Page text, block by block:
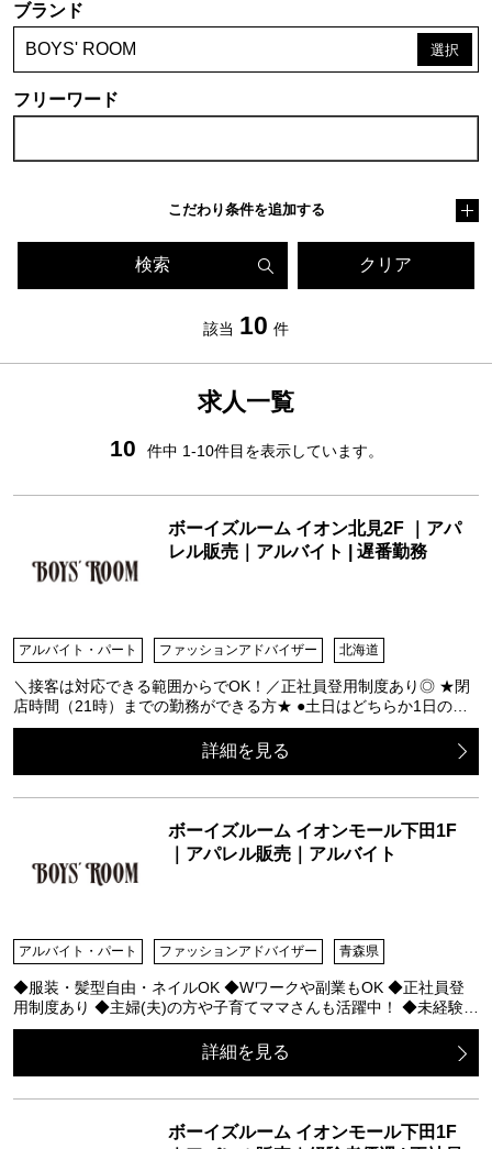
ブランド
BOYS' ROOM
フリーワード
こだわり条件を追加する
該当 10 件
検索 クリア
求人一覧
10 件中 1-10件目を表示しています。
ボーイズルーム イオン北見2F ｜アパ
レル販売｜アルバイト | 遅番勤務
アルバイト・パート ファッションアドバイザー 北海道
＼接客は対応できる範囲からでOK！／正社員登用制度あり◎ ★閉
店時間（21時）までの勤務ができる方★ ●土日はどちらか1日の…
詳細を見る
ボーイズルーム イオンモール下田1F
｜アパレル販売｜アルバイト
アルバイト・パート ファッションアドバイザー 青森県
◆服装・髪型自由・ネイルOK ◆Wワークや副業もOK ◆正社員登
用制度あり ◆主婦(夫)の方や子育てママさんも活躍中！ ◆未経験…
詳細を見る
ボーイズルーム イオンモール下田1F